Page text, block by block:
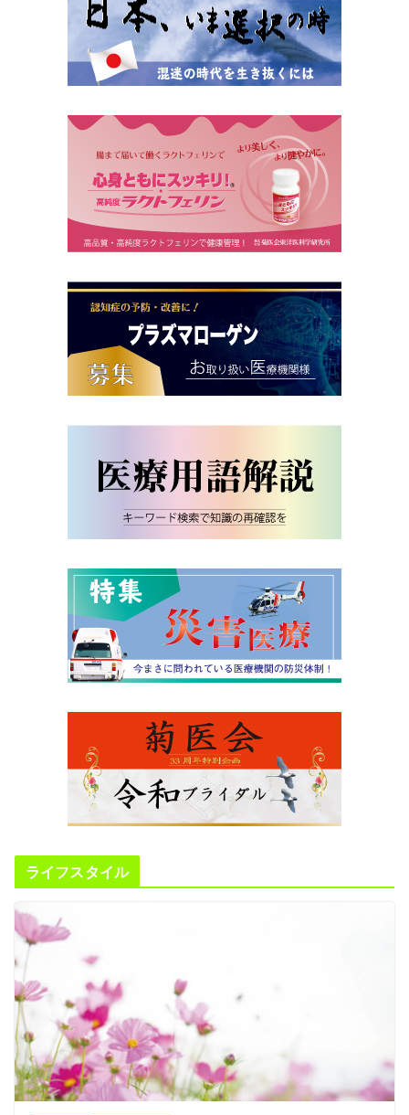
ライフスタイル